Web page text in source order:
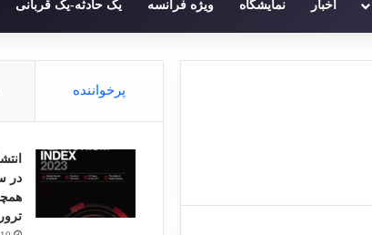
اخبار نمایشگاه ویژه فرانسه یک حادثه-یک قربانی
پرخواننده